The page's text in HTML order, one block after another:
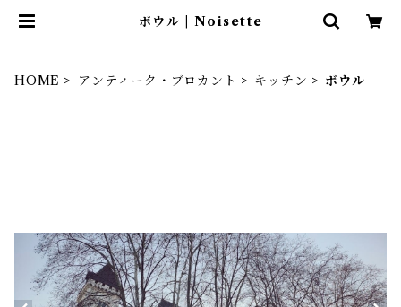
ボウル | Noisette
HOME アンティーク・ブロカント キッチン ボウル